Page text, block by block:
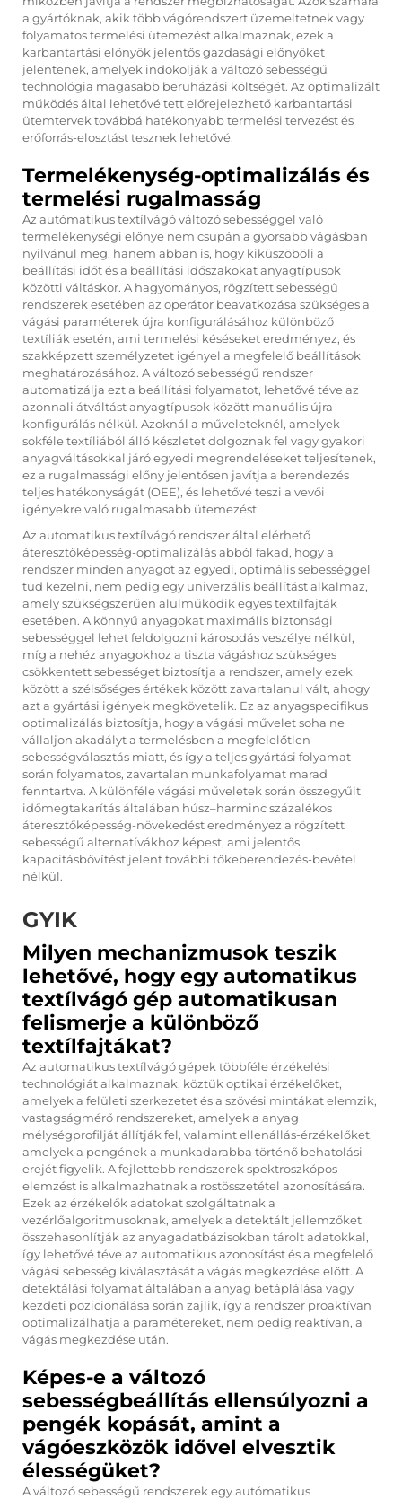
a gyártóknak, akik több vágórendszert üzemeltetnek vagy
folyamatos termelési ütemezést alkalmaznak, ezek a
karbantartási előnyök jelentős gazdasági előnyöket
jelentenek, amelyek indokolják a változó sebességű
technológia magasabb beruházási költségét. Az optimalizált
működés által lehetővé tett előrejelezhető karbantartási
ütemtervek továbbá hatékonyabb termelési tervezést és
erőforrás-elosztást tesznek lehetővé.
Termelékenység-optimalizálás és
termelési rugalmasság
Az autómatikus textílvágó változó sebességgel való
termelékenységi előnye nem csupán a gyorsabb vágásban
nyilvánul meg, hanem abban is, hogy kiküszöböli a
beállítási időt és a beállítási időszakokat anyagtípusok
közötti váltáskor. A hagyományos, rögzített sebességű
rendszerek esetében az operátor beavatkozása szükséges a
vágási paraméterek újra konfigurálásához különböző
textíliák esetén, ami termelési késéseket eredményez, és
szakképzett személyzetet igényel a megfelelő beállítások
meghatározásához. A változó sebességű rendszer
automatizálja ezt a beállítási folyamatot, lehetővé téve az
azonnali átváltást anyagtípusok között manuális újra
konfigurálás nélkül. Azoknál a műveleteknél, amelyek
sokféle textíliából álló készletet dolgoznak fel vagy gyakori
anyagváltásokkal járó egyedi megrendeléseket teljesítenek,
ez a rugalmassági előny jelentősen javítja a berendezés
teljes hatékonyságát (OEE), és lehetővé teszi a vevői
igényekre való rugalmasabb ütemezést.
Az automatikus textílvágó rendszer által elérhető
áteresztőképesség-optimalizálás abból fakad, hogy a
rendszer minden anyagot az egyedi, optimális sebességgel
tud kezelni, nem pedig egy univerzális beállítást alkalmaz,
amely szükségszerűen alulműködik egyes textílfajták
esetében. A könnyű anyagokat maximális biztonsági
sebességgel lehet feldolgozni károsodás veszélye nélkül,
míg a nehéz anyagokhoz a tiszta vágáshoz szükséges
csökkentett sebességet biztosítja a rendszer, amely ezek
között a szélsőséges értékek között zavartalanul vált, ahogy
azt a gyártási igények megkövetelik. Ez az anyagspecifikus
optimalizálás biztosítja, hogy a vágási művelet soha ne
vállaljon akadályt a termelésben a megfelelőtlen
sebességválasztás miatt, és így a teljes gyártási folyamat
során folyamatos, zavartalan munkafolyamat marad
fenntartva. A különféle vágási műveletek során összegyűlt
időmegtakarítás általában húsz–harminc százalékos
áteresztőképesség-növekedést eredményez a rögzített
sebességű alternatívákhoz képest, ami jelentős
kapacitásbővítést jelent további tőkeberendezés-bevétel
nélkül.
GYIK
Milyen mechanizmusok teszik
lehetővé, hogy egy automatikus
textílvágó gép automatikusan
felismerje a különböző
textílfajtákat?
Az automatikus textílvágó gépek többféle érzékelési
technológiát alkalmaznak, köztük optikai érzékelőket,
amelyek a felületi szerkezetet és a szövési mintákat elemzik,
vastagságmérő rendszereket, amelyek a anyag
mélységprofilját állítják fel, valamint ellenállás-érzékelőket,
amelyek a pengének a munkadarabba történő behatolási
erejét figyelik. A fejlettebb rendszerek spektroszkópos
elemzést is alkalmazhatnak a rostösszetétel azonosítására.
Ezek az érzékelők adatokat szolgáltatnak a
vezérlőalgoritmusoknak, amelyek a detektált jellemzőket
összehasonlítják az anyagadatbázisokban tárolt adatokkal,
így lehetővé téve az automatikus azonosítást és a megfelelő
vágási sebesség kiválasztását a vágás megkezdése előtt. A
detektálási folyamat általában a anyag betáplálása vagy
kezdeti pozicionálása során zajlik, így a rendszer proaktívan
optimalizálhatja a paramétereket, nem pedig reaktívan, a
vágás megkezdése után.
Képes-e a változó
sebességbeállítás ellensúlyozni a
pengék kopását, amint a
vágóeszközök idővel elvesztik
élességüket?
A változó sebességű rendszerek egy autómatikus